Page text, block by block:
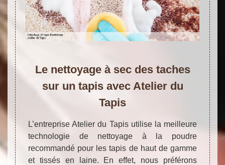
Le nettoyage à sec des taches
sur un tapis avec Atelier du
Tapis
L’entreprise Atelier du Tapis utilise la meilleure
technologie de nettoyage à la poudre
recommandé pour les tapis de haut de gamme
et tissés en laine. En effet, nous préférons